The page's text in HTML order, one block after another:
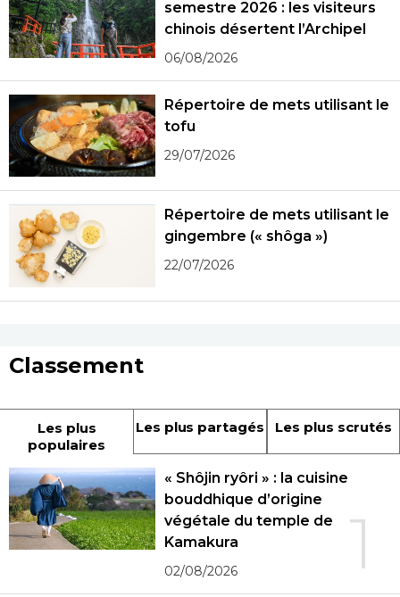
semestre 2026 : les visiteurs
chinois désertent l’Archipel
06/08/2026
Répertoire de mets utilisant le
tofu
29/07/2026
Répertoire de mets utilisant le
gingembre (« shôga »)
22/07/2026
Classement
Les plus
populaires
Les plus partagés Les plus scrutés
1
« Shôjin ryôri » : la cuisine
bouddhique d’origine
végétale du temple de
Kamakura
02/08/2026